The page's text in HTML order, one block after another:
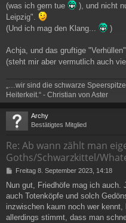
(was ich gern tue
), und nicht
Leipzig".
(Und ich mag den Klang...
)
Achja, und das gruftige
(steht mir aber vermutlich auch
„…wir sind die schwarze
Heiterkeit.“ - Christian von Aster
Archy
Bestätigtes Mitglied
Re: Ab wann zählt man
Goths/Schwarzkittel/
B
i
t
r
a
Freitag 8. September 2023, 14:18
Nun gut, Friedhöfe mag ich
auch Totenköpfe und solch
inzwischen kaum noch wer
allerdings stimmt, dass man